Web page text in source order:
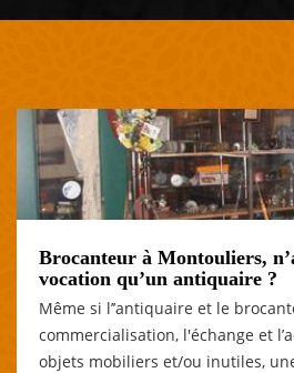
Brocanteur à Montouliers,
vocation qu’un antiquaire ?
Même si l’’antiquaire et le
commercialisation, l'échange et
objets mobiliers et/ou inutiles,